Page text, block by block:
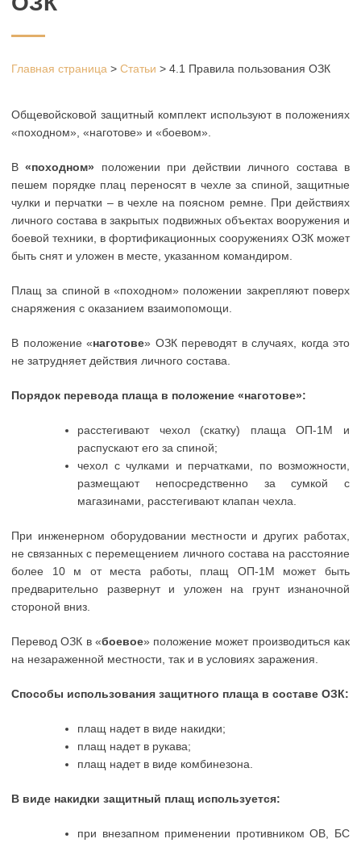
Главная страница > Статьи > 4.1 Правила пользования ОЗК
Общевойсковой защитный комплект используют в положениях
«походном», «наготове» и «боевом».
В«походном» положении при действии личного состава в
пешем порядке плац переносят в чехле за спиной, защитные
чулки и перчатки – в чехле на поясном ремне. При действиях
личного состава в закрытых подвижных объектах вооружения и
боевой техники, в фортификационных сооружениях ОЗК может
быть снят и уложен в месте, указанном командиром.
Плащ за спиной в «походном» положении закрепляют поверх
снаряжения с оказанием взаимопомощи.
В положение «наготове» ОЗК переводят в случаях, когда это
не затрудняет действия личного состава.
Порядок перевода плаща в положение «наготове»:
расстегивают чехол (скатку) плаща ОП-1М и
распускают его за спиной;
чехол с чулками и перчатками, по возможности,
размещают непосредственно за сумкой с
магазинами, расстегивают клапан чехла.
При инженерном оборудовании местности и других работах,
не связанных с перемещением личного состава на расстояние
более 10 м от места работы, плащ ОП-1М может быть
предварительно развернут и уложен на грунт изнаночной
стороной вниз.
Перевод ОЗК в «боевое» положение может производиться как
на незараженной местности, так и в условиях заражения.
Способы использования защитного плаща в составе ОЗК:
плащ надет в виде накидки;
плащ надет в рукава;
плащ надет в виде комбинезона.
В виде накидки защитный плащ используется:
при внезапном применении противником ОВ, БС